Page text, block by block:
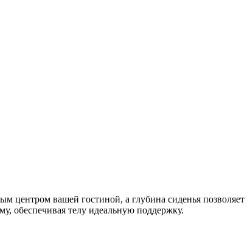
центром вашей гостиной, а глубина сиденья позволяет
обеспечивая телу идеальную поддержку.